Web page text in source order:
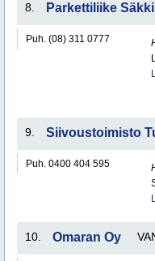
8. Parkettiliike
Puh. (08) 311 0777
9. Siivoustoimisto
Puh. 0400 404 595
10. Omaran Oy